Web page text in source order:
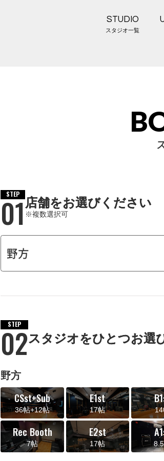
STUDIO
スタジオ一覧
STEP
01店舗をお選びください
※複数選択可
STEP
02スタジオをひとつお選
野方
CSst+Sub
36帖+12帖
E1st
17帖
Rec Booth
7帖
E2st
17帖